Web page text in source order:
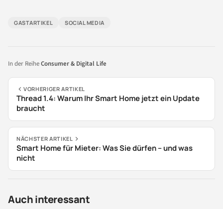
GASTARTIKEL SOCIAL MEDIA
In der ReiheConsumer & Digital Life
VORHERIGER ARTIKEL
Thread 1.4: Warum Ihr Smart Home jetzt ein Update
braucht
NÄCHSTER ARTIKEL
Smart Home für Mieter: Was Sie dürfen – und was
nicht
Auch interessant